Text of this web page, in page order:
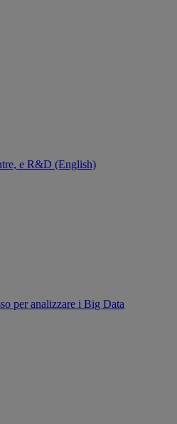
e R&D (English)
per analizzare i Big Data